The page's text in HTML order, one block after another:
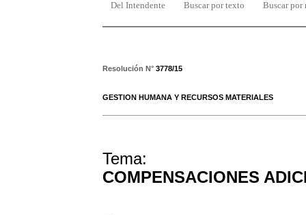
Del Intendente Buscar por texto Buscar por
Resolución N° 3778/15
GESTION HUMANA Y RECURSOS MATERIALES
Tema:
COMPENSACIONES